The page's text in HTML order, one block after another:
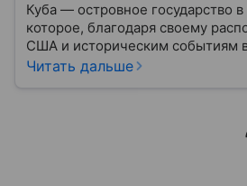
Куба — островное государство
которое, благодаря своему
США и историческим событиям
войны, стало одним из самых
Читать дальше